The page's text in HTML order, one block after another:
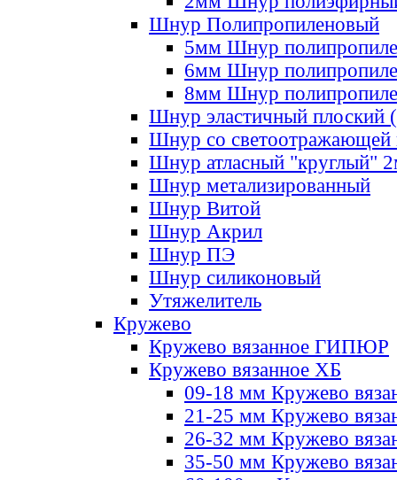
Шнур Полипропиленовый
5мм Шнур
6мм Шнур
8мм Шнур
Шнур эластичный плоский
Шнур со светоотражающей
Шнур атласный "круглый"
Шнур метализированный
Шнур Витой
Шнур Акрил
Шнур ПЭ
Шнур силиконовый
Утяжелитель
Кружево
Кружево вязанное ГИПЮР
Кружево вязанное ХБ
09-18 мм Кружево
21-25 мм Кружево
26-32 мм Кружево
35-50 мм Кружево